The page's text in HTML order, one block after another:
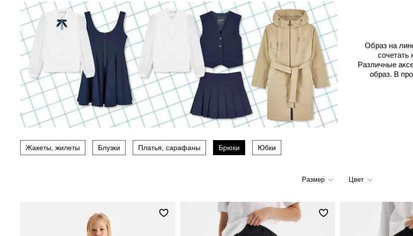
Образ на
сочетать
Различные
образ. В
Жакеты, жилеты Блузки Платья, сарафаны Брюки Юбки
Размер Цвет